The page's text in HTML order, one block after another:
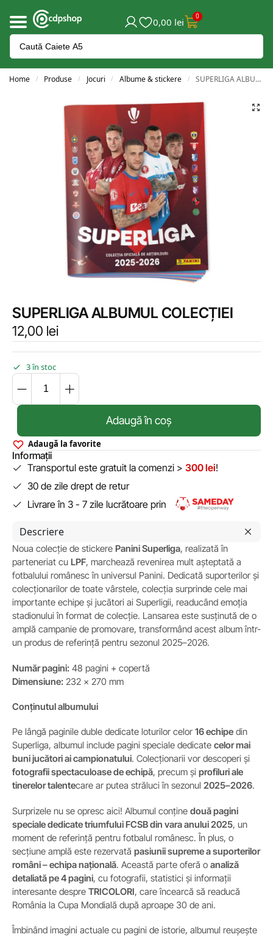
0,00 lei 0
Home / Produse / Jocuri / Albume & stickere / SUPERLIGA ALBUMUL COLECȚIEI
SUPERLIGA ALBUMUL COLECȚIEI
12,00 lei
3 în stoc
Adaugă în coș
Adaugă la favorite
Informații
Transportul este gratuit la comenzi > 300 lei!
30 de zile drept de retur
Livrare în 3 - 7 zile lucrătoare prin
Descriere
Noua colecție de stickere Panini Superliga, realizată în
parteneriat cu LPF, marchează revenirea mult așteptată a
fotbalului românesc în universul Panini. Dedicată suporterilor și
colecționarilor de toate vârstele, colecția surprinde cele mai
importante echipe și jucători ai Superligii, readucând emoția
stadionului în format de colecție. Lansarea este susținută de o
amplă campanie de promovare, transformând acest album într-
un produs de referință pentru sezonul 2025–2026.
Număr pagini: 48 pagini + copertă
Dimensiune: 232 × 270 mm
Conținutul albumului
Pe lângă paginile duble dedicate loturilor celor 16 echipe din
Superliga, albumul include pagini speciale dedicate celor mai
buni jucători ai campionatului. Colecționarii vor descoperi și
fotografii spectaculoase de echipă, precum și profiluri ale
tinerelor talentecare ar putea străluci în sezonul 2025–2026.
Surprizele nu se opresc aici! Albumul conține două pagini
speciale dedicate triumfului FCSB din vara anului 2025, un
moment de referință pentru fotbalul românesc. În plus, o
secțiune amplă este rezervată pasiunii supreme a suporterilor
români – echipa națională. Această parte oferă o analiză
detaliată pe 4 pagini, cu fotografii, statistici și informații
interesante despre TRICOLORI, care încearcă să readucă
România la Cupa Mondială după aproape 30 de ani.
Îmbinând imagini actuale cu pagini de istorie, albumul reușește